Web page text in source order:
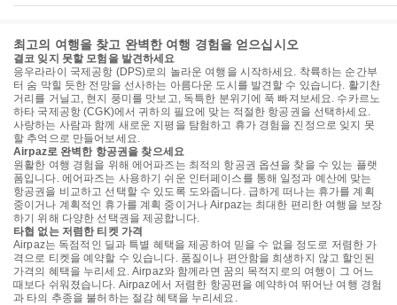
최고의 여행을 찾고 완벽한 여행 경험을 얻으십시오
결코 잊지 못할 모험을 발견하세요
응우라라이 국제공항 (DPS)로의 놀라운 여행을 시작하세요. 착륙하는 순간부
터 숨 막힐 듯한 전망을 선사하는 아름다운 도시를 발견할 수 있습니다. 활기찬
거리를 거닐고, 현지 풍미를 맛보고, 독특한 분위기에 푹 빠져보세요. 수카르노
하타 국제공항 (CGK)에서 귀하의 필요에 맞는 적절한 항공권을 선택하세요.
사랑하는 사람과 함께 새로운 지평을 탐험하고 휴가 경험을 진정으로 잊지 못
할 추억으로 만들어보세요.
Airpaz로 완벽한 항공권을 찾으세요
원활한 여행 경험을 위해 에어파즈는 최적의 항공권 옵션을 찾을 수 있는 플랫
폼입니다. 에어파즈는 사용하기 쉬운 인터페이스를 통해 일정과 예산에 맞는
항공권을 비교하고 선택할 수 있도록 도와줍니다. 급하게 떠나는 휴가를 계획
중이거나 계획적인 휴가를 계획 중이거나 Airpaz는 최대한 편리한 여행을 보장
하기 위해 다양한 선택권을 제공합니다.
타협 없는 저렴한 티켓 가격
Airpaz는 독점적인 딜과 특별 혜택을 제공하여 믿을 수 없을 정도로 저렴한 가
격으로 티켓을 예약할 수 있습니다. 품질이나 편안함을 희생하지 않고 할인된
가격의 혜택을 누리세요. Airpaz와 함께라면 꿈의 목적지로의 여행이 그 어느
때보다 쉬워졌습니다. Airpaz에서 저렴한 항공편을 예약하여 뛰어난 여행 경험
과 타의 추종을 불허하는 절감 혜택을 누리세요.